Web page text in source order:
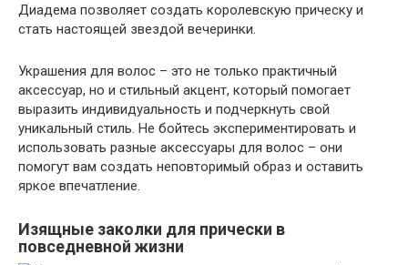
Диадема позволяет создать королевскую прическу и
стать настоящей звездой вечеринки.
Украшения для волос – это не только практичный
аксессуар, но и стильный акцент, который помогает
выразить индивидуальность и подчеркнуть свой
уникальный стиль. Не бойтесь экспериментировать и
использовать разные аксессуары для волос – они
помогут вам создать неповторимый образ и оставить
яркое впечатление.
Изящные заколки для прически в
повседневной жизни